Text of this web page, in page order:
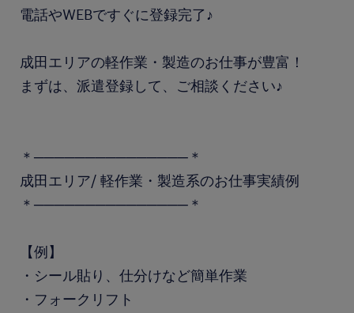
電話やWEBですぐに登録完了♪
成田エリアの軽作業・製造のお仕事が豊富！
まずは、派遣登録して、ご相談ください♪
＊───────────────＊
成田エリア/ 軽作業・製造系のお仕事実績例
＊───────────────＊
【例】
・シール貼り、仕分けなど簡単作業
・フォークリフト